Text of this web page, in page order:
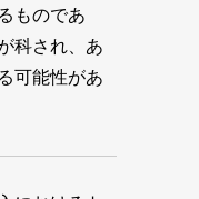
ものであ
科され、あ
可能性があ